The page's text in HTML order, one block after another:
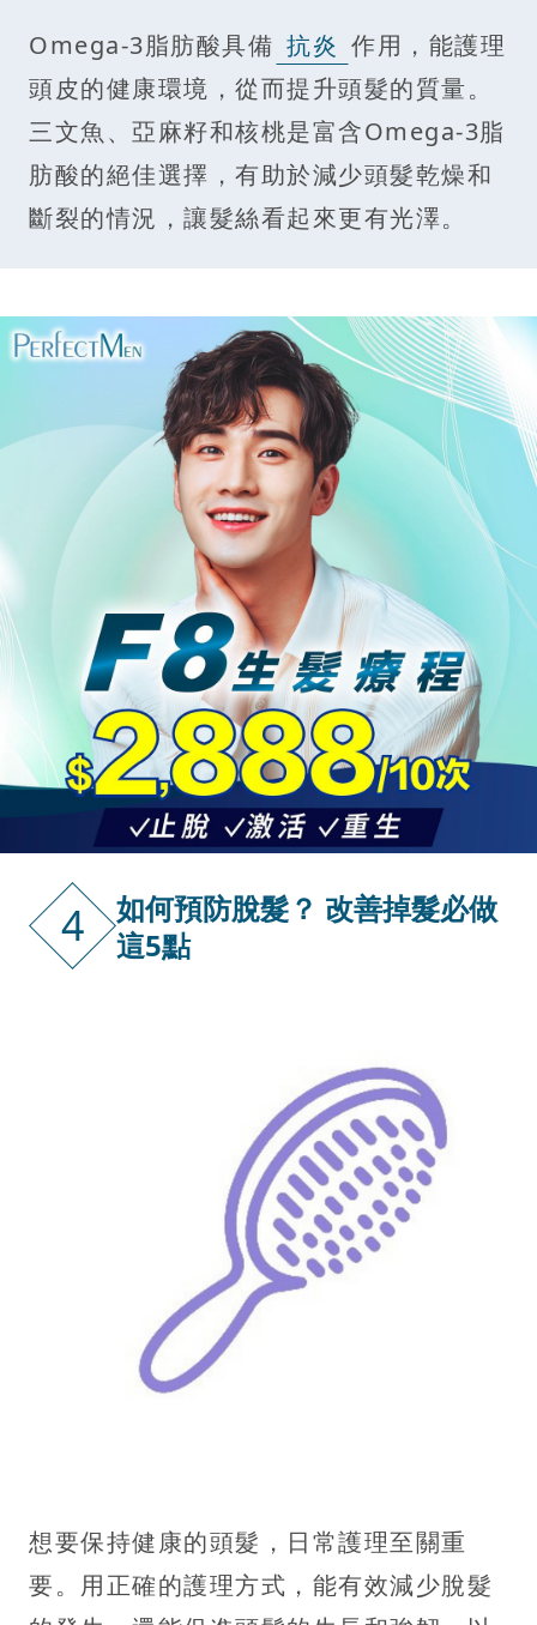
Omega-3脂肪酸具備 抗炎 作用，能護理
頭皮的健康環境，從而提升頭髮的質量。
三文魚、亞麻籽和核桃是富含Omega-3脂
肪酸的絕佳選擇，有助於減少頭髮乾燥和
斷裂的情況，讓髮絲看起來更有光澤。
4
如何預防脫髮？ 改善掉髮必做
這5點
想要保持健康的頭髮，日常護理至關重
要。用正確的護理方式，能有效減少脫髮